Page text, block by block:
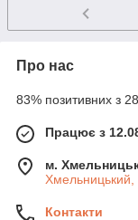
Про нас
83% позитивних з
Працює з
м.
Хмельницький,
Контакти